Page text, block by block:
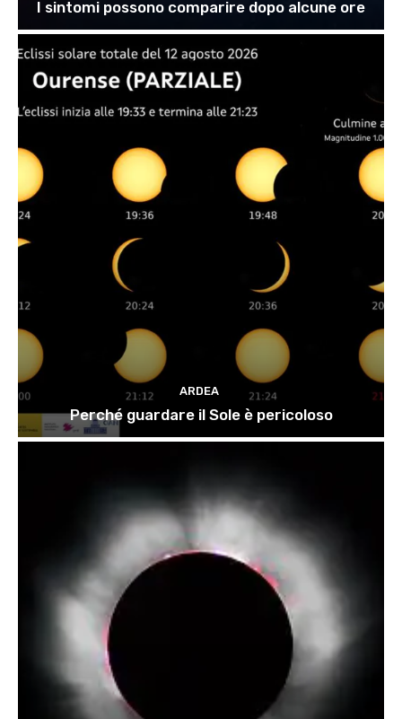
I sintomi possono comparire dopo alcune ore
ARDEA
Perché guardare il Sole è pericoloso